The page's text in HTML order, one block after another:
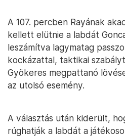
A 107. percben Rayának
kellett elütnie a labdát
leszámítva lagymatag
kockázattal, taktikai
Gyökeres megpattanó
az utolsó esemény.
A választás után kiderült,
rúghatják a labdát a